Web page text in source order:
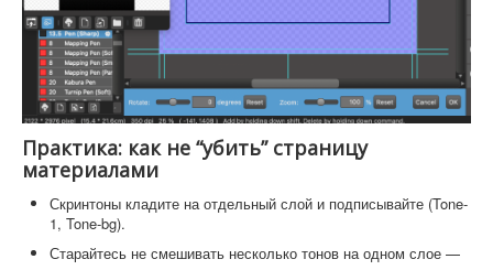
Практика: как не “убить” страницу
материалами
Скринтоны кладите на отдельный слой и подписывайте (Tone-
1, Tone-bg).
Старайтесь не смешивать несколько тонов на одном слое —